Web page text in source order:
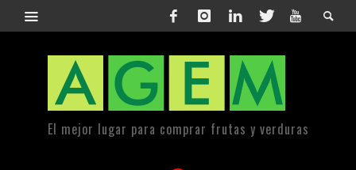
El mejor lugar para comprar frutas y verduras